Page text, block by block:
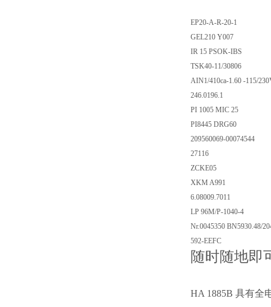
EP20-A-R-20-1
GEL210 Y007
IR 15 PSOK-IBS
TSK40-11/30806
AIN1/410ca-1.60 -115/
246.0196.1
PI 1005 MIC 25
PI8445 DRG60
209560069-00074544
27116
ZCKE05
XKM A991
6.08009.7011
LP 96M/P-1040-4
Nr.0045350 BN5930.48/
592-EEFC
随时随地即
HA 1885B 具有全